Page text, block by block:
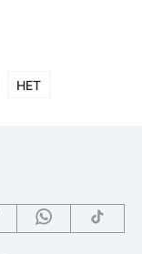
НЕТ